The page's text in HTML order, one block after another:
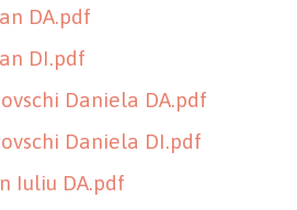
DA.pdf
DI.pdf
Daniela DA.pdf
Daniela DI.pdf
Iuliu DA.pdf